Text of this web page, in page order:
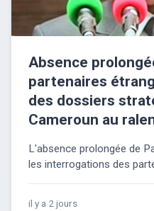
Absence
partenaires
des dossiers
Cameroun au
L'absence prolongée de
les interrogations des
il y a 2 jours